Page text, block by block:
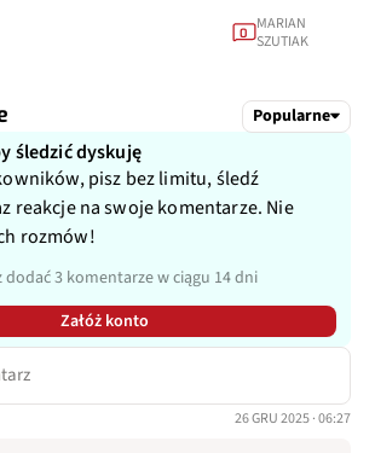
0 MARIAN
SZUTIAK
Popularne
śledzić dyskuję
pisz bez limitu, śledź
reakcje na swoje komentarze. Nie
rozmów!
dodać 3 komentarze w ciągu 14 dni
Załóż konto
26 GRU 2025 · 06:27